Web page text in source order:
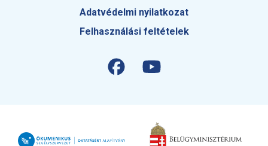
Adatvédelmi nyilatkozat
Felhasználási feltételek